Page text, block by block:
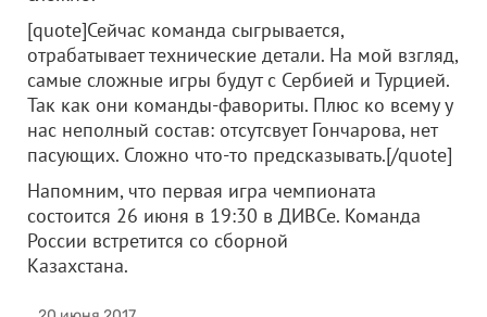
[quote]Сейчас команда сыгрывается,
отрабатывает технические детали. На мой взгляд,
самые сложные игры будут с Сербией и Турцией.
Так как они команды-фавориты. Плюс ко всему у
нас неполный состав: отсутсвует Гончарова, нет
пасующих. Сложно что-то предсказывать.[/quote]
Напомним, что первая игра чемпионата
состоится 26 июня в 19:30 в ДИВСе. Команда
России встретится со сборной
Казахстана.